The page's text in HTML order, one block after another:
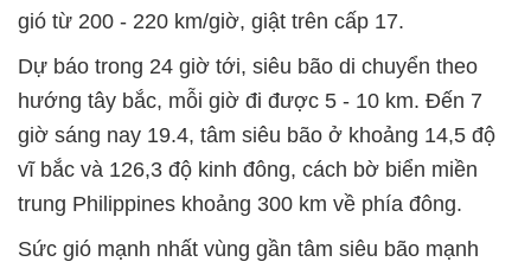
gió từ 200 - 220 km/giờ, giật trên cấp 17.
Dự báo trong 24 giờ tới, siêu bão di chuyển theo
hướng tây bắc, mỗi giờ đi được 5 - 10 km. Đến 7
giờ sáng nay 19.4, tâm siêu bão ở khoảng 14,5 độ
vĩ bắc và 126,3 độ kinh đông, cách bờ biển miền
trung Philippines khoảng 300 km về phía đông.
Sức gió mạnh nhất vùng gần tâm siêu bão mạnh